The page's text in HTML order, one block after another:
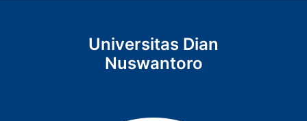
Universitas Dian
Nuswantoro